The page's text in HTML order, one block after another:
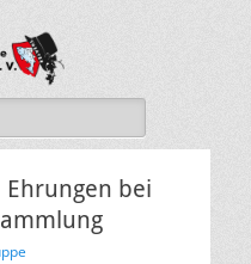
Theatergruppe
Riedhausen
bei